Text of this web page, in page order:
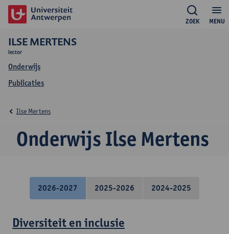
MENU
ZOEK
ILSE MERTENS
lector
Onderwijs
Publicaties
Onderwijs Ilse Mertens
Ilse Mertens
2026-2027 2025-2026 2024-2025
Diversiteit en inclusie